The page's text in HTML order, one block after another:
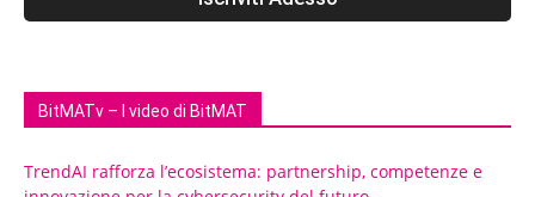
BitMATv – I video di BitMAT
TrendAI rafforza l’ecosistema: partnership, competenze e